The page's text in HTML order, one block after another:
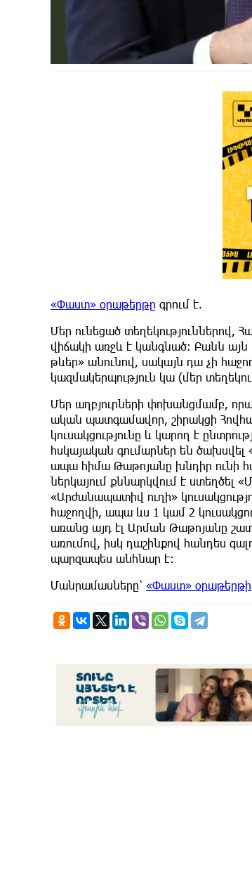
«Փաստ» օրաթերթը գրում է.
Մեր ունեցած
վիճակի առջև է կանգնած: Բանն այն
թևեր» անունով, սակայն դա չի
կազմակերպություն կա (մեր
Մեր աղբյուրների փոխանցմամբ,
ական պատգամավոր, շիրակցի
կուսակցությունը և կարող է
հսկայական գումարներ են ծախսվել
ապա հիմա Թաթոյանը խնդիր ունի
ներկայում քննարկվում է ստեղծել
«Արժանապատիվ ուղի»
հաջողվի, ապա ևս 1 կամ 2
առանց այդ էլ Արման Թաթոյանը շատ
առումով, իսկ դաշինքով հանդես
պարզապես անհնար է:
Մանրամասները՝ «Փաստ» օրաթերթի